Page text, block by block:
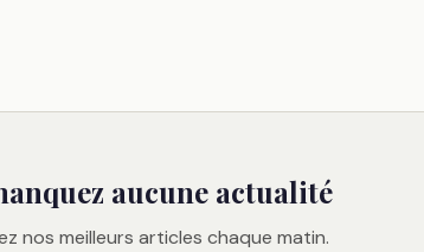
aucune actualité
nos meilleurs articles chaque matin.